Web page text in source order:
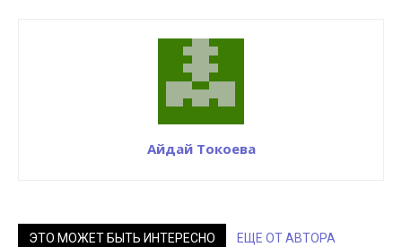
Айдай Токоева
ЭТО МОЖЕТ БЫТЬ ИНТЕРЕСНО ЕЩЕ ОТ АВТОРА